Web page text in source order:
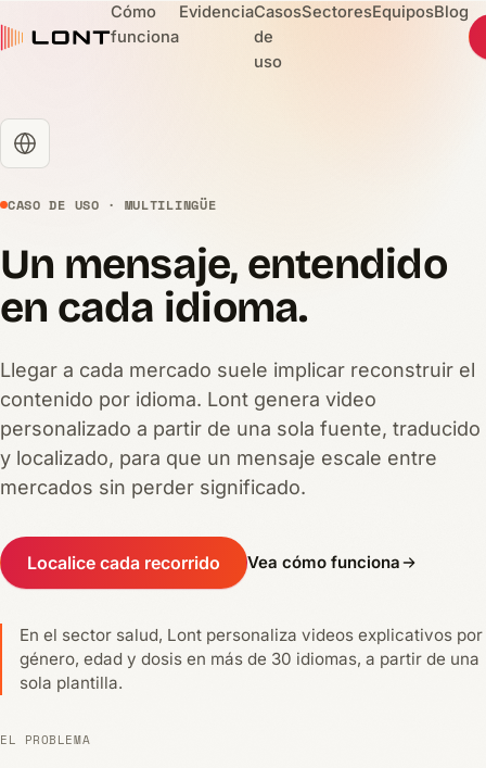
Cómo
funciona
EvidenciaCasos
de
uso
SectoresEquiposBlog
CASO DE USO · MULTILINGÜE
Un mensaje, entendido
en cada idioma.
Llegar a cada mercado suele implicar reconstruir el
contenido por idioma. Lont genera video
personalizado a partir de una sola fuente, traducido
y localizado, para que un mensaje escale entre
mercados sin perder significado.
Localice cada recorrido Vea cómo funciona
En el sector salud, Lont personaliza videos explicativos por
género, edad y dosis en más de 30 idiomas, a partir de una
sola plantilla.
EL PROBLEMA